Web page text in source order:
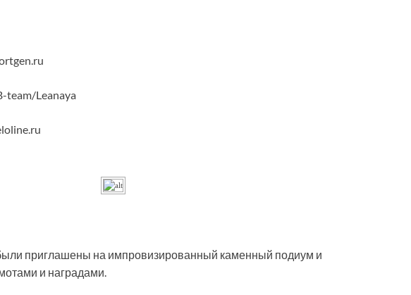
team/Leanaya
приглашены на импровизированный каменный подиум и
и наградами.